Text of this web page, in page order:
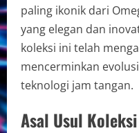
paling ikonik dari
yang elegan dan
koleksi ini telah
mencerminkan
teknologi jam tangan.
Asal Usul